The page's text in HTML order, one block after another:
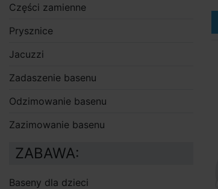
Części zamienne
Prysznice
Jacuzzi
Zadaszenie basenu
Odzimowanie basenu
Zazimowanie basenu
ZABAWA:
Baseny dla dzieci